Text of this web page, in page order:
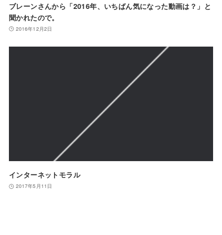
ブレーンさんから「2016年、いちばん気になった動画は？」と
聞かれたので。
2016年12月2日
インターネットモラル
2017年5月11日